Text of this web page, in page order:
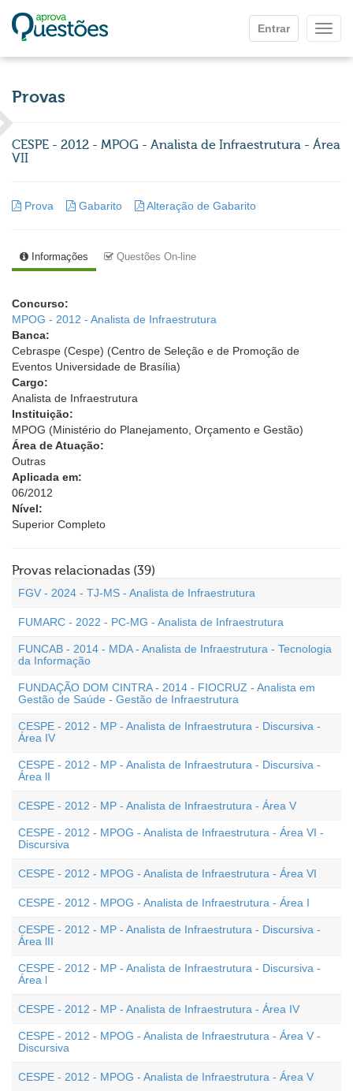
Entrar
Provas
CESPE - 2012 - MPOG - Analista de Infraestrutura - Área
VII
Prova Gabarito Alteração de Gabarito
Informações Questões On-line
Concurso:
MPOG - 2012 - Analista de Infraestrutura
Banca:
Cebraspe (Cespe) (Centro de Seleção e de Promoção de
Eventos Universidade de Brasília)
Cargo:
Analista de Infraestrutura
Instituição:
MPOG (Ministério do Planejamento, Orçamento e Gestão)
Área de Atuação:
Outras
Aplicada em:
06/2012
Nível:
Superior Completo
Provas relacionadas (39)
FGV - 2024 - TJ-MS - Analista de Infraestrutura
FUMARC - 2022 - PC-MG - Analista de Infraestrutura
FUNCAB - 2014 - MDA - Analista de Infraestrutura - Tecnologia
da Informação
FUNDAÇÃO DOM CINTRA - 2014 - FIOCRUZ - Analista em
Gestão de Saúde - Gestão de Infraestrutura
CESPE - 2012 - MP - Analista de Infraestrutura - Discursiva -
Área IV
CESPE - 2012 - MP - Analista de Infraestrutura - Discursiva -
Área lI
CESPE - 2012 - MP - Analista de Infraestrutura - Área V
CESPE - 2012 - MPOG - Analista de Infraestrutura - Área VI -
Discursiva
CESPE - 2012 - MPOG - Analista de Infraestrutura - Área VI
CESPE - 2012 - MPOG - Analista de Infraestrutura - Área I
CESPE - 2012 - MP - Analista de Infraestrutura - Discursiva -
Área lII
CESPE - 2012 - MP - Analista de Infraestrutura - Discursiva -
Área l
CESPE - 2012 - MP - Analista de Infraestrutura - Área IV
CESPE - 2012 - MPOG - Analista de Infraestrutura - Área V -
Discursiva
CESPE - 2012 - MPOG - Analista de Infraestrutura - Área V